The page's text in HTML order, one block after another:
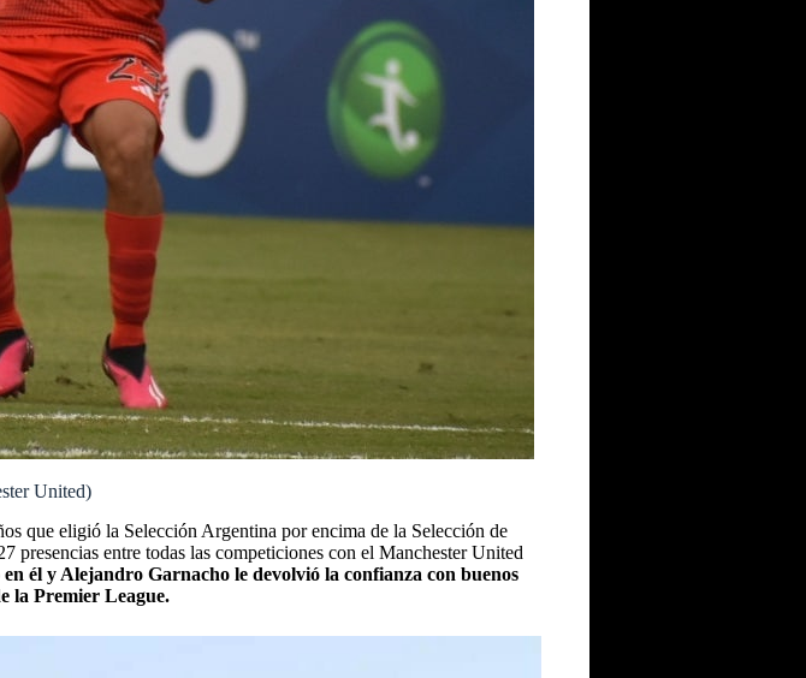
United)
que eligió la Selección Argentina por encima de la Selección de
presencias entre todas las competiciones con el Manchester United
él y Alejandro Garnacho le devolvió la confianza con buenos
la Premier League.